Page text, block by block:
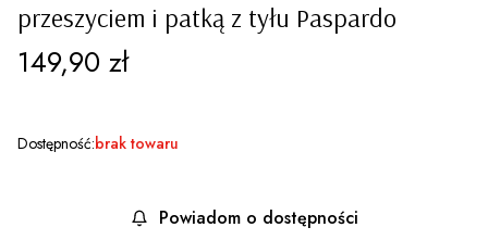
przeszyciem i patką z tyłu Paspardo
Cena
149,90 zł
Dostępność:brak towaru
Powiadom o dostępności